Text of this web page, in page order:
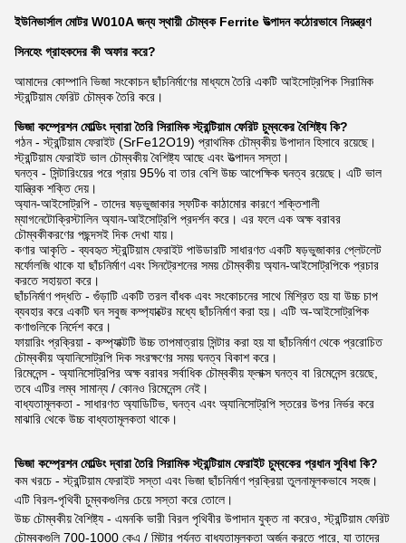
ইউনিভার্সাল মোটর W010A জন্য স্থায়ী চৌম্বক Ferrite উত্পাদন কঠোরভাবে নিয়ন্ত্রণ
সিনহেং গ্রাহকদের কী অফার করে?
আমাদের কোম্পানি ভিজা সংকোচন ছাঁচনির্মাণের মাধ্যমে তৈরি একটি আইসোট্রপিক সিরামিক
স্ট্রন্টিয়াম ফেরিট চৌম্বক তৈরি করে।
ভিজা কম্প্রেশন মোল্ডিং দ্বারা তৈরি সিরামিক স্ট্রন্টিয়াম ফেরিট চুম্বকের বৈশিষ্ট্য কি?
গঠন - স্ট্রন্টিয়াম ফেরাইট (SrFe12O19) প্রাথমিক চৌম্বকীয় উপাদান হিসাবে রয়েছে।
স্ট্রন্টিয়াম ফেরাইট ভাল চৌম্বকীয় বৈশিষ্ট্য আছে এবং উত্পাদন সস্তা।
ঘনত্ব - সিন্টারিংয়ের পরে প্রায় 95% বা তার বেশি উচ্চ আপেক্ষিক ঘনত্ব রয়েছে। এটি ভাল
যান্ত্রিক শক্তি দেয়।
অ্যান-আইসোট্রপি - তাদের ষড়ভুজাকার স্ফটিক কাঠামোর কারণে শক্তিশালী
ম্যাগনেটোক্রিস্টালিন অ্যান-আইসোট্রপি প্রদর্শন করে। এর ফলে এক অক্ষ বরাবর
চৌম্বকীকরণের পছন্দসই দিক দেখা যায়।
কণার আকৃতি - ব্যবহৃত স্ট্রন্টিয়াম ফেরাইট পাউডারটি সাধারণত একটি ষড়ভুজাকার প্লেটলেট
মর্ফোলজি থাকে যা ছাঁচনির্মাণ এবং সিনট্রেশনের সময় চৌম্বকীয় অ্যান-আইসোট্রপিকে প্রচার
করতে সহায়তা করে।
ছাঁচনির্মাণ পদ্ধতি - গুঁড়াটি একটি তরল বাঁধক এবং সংকোচনের সাথে মিশ্রিত হয় যা উচ্চ চাপ
ব্যবহার করে একটি ঘন সবুজ কম্প্যাক্টের মধ্যে ছাঁচনির্মাণ করা হয়। এটি অ-আইসোট্রপিক
কণাগুলিকে নির্দেশ করে।
ফায়ারিং প্রক্রিয়া - কম্প্যাক্টটি উচ্চ তাপমাত্রায় সিন্টার করা হয় যা ছাঁচনির্মাণ থেকে প্ররোচিত
চৌম্বকীয় অ্যানিসোট্রপি দিক সংরক্ষণের সময় ঘনত্ব বিকাশ করে।
রিমেনেন্স - অ্যানিসোট্রপির অক্ষ বরাবর সর্বাধিক চৌম্বকীয় ফ্লাক্স ঘনত্ব বা রিমেনেন্স রয়েছে,
তবে এটির লম্ব সামান্য / কোনও রিমেনেন্স নেই।
বাধ্যতামূলকতা - সাধারণত অ্যাডিটিভ, ঘনত্ব এবং অ্যানিসোট্রপি স্তরের উপর নির্ভর করে
মাঝারি থেকে উচ্চ বাধ্যতামূলকতা থাকে।
ভিজা কম্প্রেশন মোল্ডিং দ্বারা তৈরি সিরামিক স্ট্রন্টিয়াম ফেরাইট চুম্বকের প্রধান সুবিধা কি?
কম খরচে - স্ট্রন্টিয়াম ফেরাইট সস্তা এবং ভিজা ছাঁচনির্মাণ প্রক্রিয়া তুলনামূলকভাবে সহজ।
এটি বিরল-পৃথিবী চুম্বকগুলির চেয়ে সস্তা করে তোলে।
উচ্চ চৌম্বকীয় বৈশিষ্ট্য - এমনকি ভারী বিরল পৃথিবীর উপাদান যুক্ত না করেও, স্ট্রন্টিয়াম ফেরিট
চৌম্বকগুলি 700-1000 কেএ / মিটার পর্যন্ত বাধ্যতামূলকতা অর্জন করতে পারে, যা তাদের